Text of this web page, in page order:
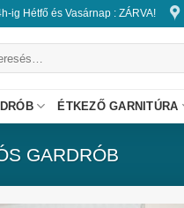
ig Hétfő és Vasárnap : ZÁRVA!
ÉTKEZŐ GARNITÚRA
GARDRÓB